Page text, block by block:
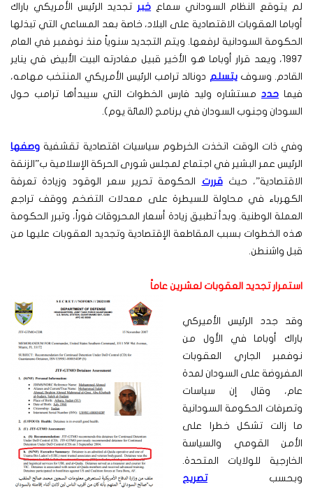
لم يتوقع النظام السوداني سماع خبر تجديد الرئيس الأمريكي باراك
أوباما العقوبات الاقتصادية على البلاد، خاصة بعد المساعي التي تبذلها
الحكومة السودانية لرفعها. ويتم التجديد سنوياً منذ نوفمبر في العام
١٩٩٧، ويعد قرار أوباما هو الأخير قبيل مغادرته البيت الأبيض في يناير
القادم. وسوفيتسلم دونالد ترامب الرئيس الأمريكي المنتخب مهامه،
فيما حدد مستشاره وليد فارس الخطوات التي سيبدأها ترامب حول
السودان وجنوب السودان في برنامج (المائة يوم).
وفي ذات الوقت اتخذت الخرطوم سياسيات اقتصادية تقشفية وصفها
الرئيس عمر البشير في اجتماع لمجلس شورى الحركة الإسلامية ب”الزنقة
الاقتصادية”، حيثقررت الحكومة تحرير سعر الوقود وزيادة تعرفة
الكهرباء في محاولة للسيطرة على معدلات التضخم ووقف تراجع
العملة الوطنية. وبدأ تطبيق زيادة أسعار المحروقات فوراً، وتبرر الحكومة
هذه الخطوات بسبب المقاطعة الإقتصادية وتجديد العقوبات عليها من
قبل واشنطن.
استمرار تجديد العقوبات لعشرين عاماً
وقد جدد الرئيس الأميركي
باراك أوباما في الأول من
نوفمبر الجاري العقوبات
المفروضة على السودان لمدة
عام، وقال إن سياسات
وتصرفات الحكومة السودانية
ما زالت تشكل خطرا على
الأمن القومي والسياسة
الخارجية للولايات المتحدة.
وبحسبتصريح